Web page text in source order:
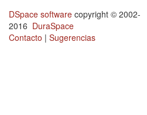
DSpace software copyright © 2002-
2016 DuraSpace
Contacto | Sugerencias